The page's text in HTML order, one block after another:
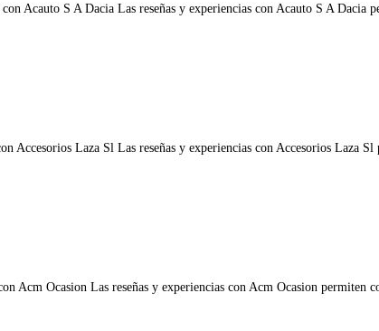
con Acauto S A Dacia Las reseñas y experiencias con Acauto S A
Accesorios Laza Sl Las reseñas y experiencias con Accesorios
Acm Ocasion Las reseñas y experiencias con Acm Ocasion